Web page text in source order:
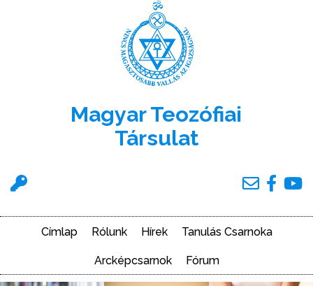
Felhasználói
Magyar Teozófiai
Társulat
Címlap Rólunk Hírek Tanulás Csarnoka
Arcképcsarnok Fórum